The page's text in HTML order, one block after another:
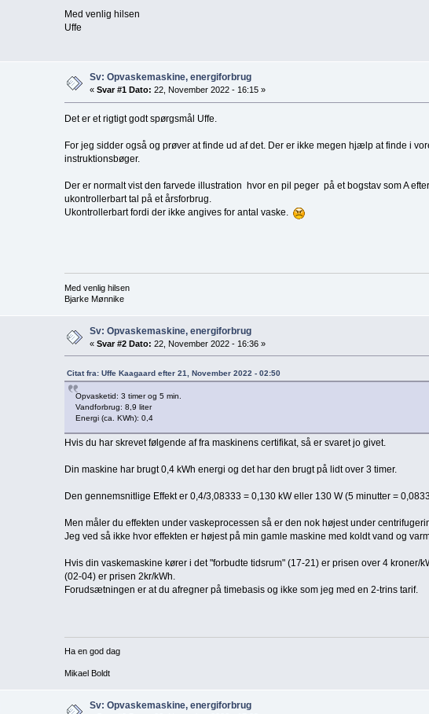
Med venlig hilsen
Uffe
Sv: Opvaskemaskine, energiforbrug
«Svar #1 Dato: 22, November 2022 - 16:15 »
Det er et rigtigt godt spørgsmål Uffe.
For jeg sidder også og prøver at finde ud af det. Der er ikke megen hjælp at finde i
instruktionsbøger.
Der er normalt vist den farvede illustration hvor en pil peger på et bogstav som A
ukontrollerbart tal på et årsforbrug.
Ukontrollerbart fordi der ikke angives for antal vaske.
Med venlig hilsen
Bjarke Mønnike
Sv: Opvaskemaskine, energiforbrug
«Svar #2 Dato: 22, November 2022 - 16:36 »
Citat fra: Uffe Kaagaard efter 21, November 2022 - 02:50
Opvasketid: 3 timer og 5 min.
Vandforbrug: 8,9 liter
Energi (ca. KWh): 0,4
Hvis du har skrevet følgende af fra maskinens certifikat, så er svaret jo givet.
Din maskine har brugt 0,4 kWh energi og det har den brugt på lidt over 3 timer.
Den gennemsnitlige Effekt er 0,4/3,08333 = 0,130 kW eller 130 W (5 minutter =
Men måler du effekten under vaskeprocessen så er den nok højest under
Jeg ved så ikke hvor effekten er højest på min gamle maskine med koldt vand og
Hvis din vaskemaskine kører i det "forbudte tidsrum" (17-21) er prisen over 4 kroner/
(02-04) er prisen 2kr/kWh.
Forudsætningen er at du afregner på timebasis og ikke som jeg med en 2-trins tarif.
Ha en god dag
Mikael Boldt
Sv: Opvaskemaskine, energiforbrug